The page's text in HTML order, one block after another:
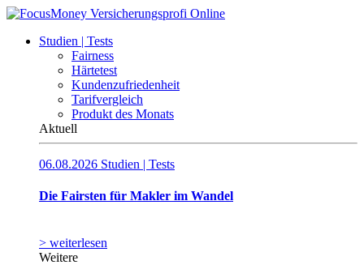
Studien | Tests
Fairness
Härtetest
Kundenzufriedenheit
Tarifvergleich
Produkt des Monats
Aktuell
06.08.2026 Studien | Tests
Die Fairsten für Makler im Wandel
> weiterlesen
Weitere